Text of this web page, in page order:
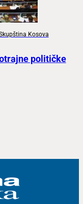
Kosova
političke